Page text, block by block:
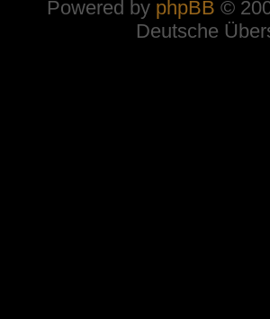
Powered by phpBB ©
Deutsche